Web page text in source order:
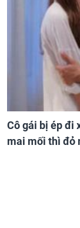
Cô gái bị ép đi
mai mối thì đỏ